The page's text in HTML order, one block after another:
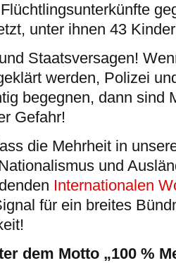
unter ihnen 43
Staatsversagen!
werden, Polizei
begegnen, dann sind
Gefahr!
die Mehrheit in
und
Internationalen
für ein breites
dem Motto „100 %